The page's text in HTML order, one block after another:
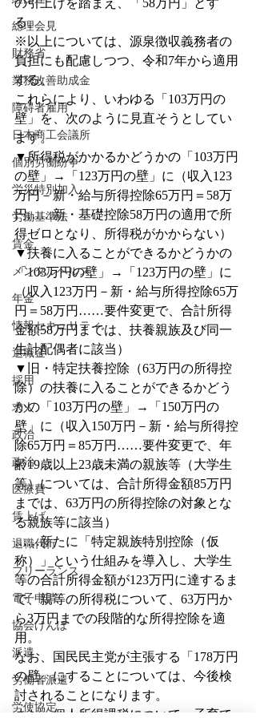
総理会見
財務省
業務改善助成金
障碍者雇用
日本商工会議所
個別労働紛争
労災特別加入
労働基準法
賃金
メンタルヘルス
年金
情報セキュリティ
退職金
採用
求人
政治
政治
医療費
賃上げ
退職代行
フリーランス
電子申請
協会けんぽ
派遣
労働者派遣
労使協定
の引上げを踏まえ、「58万円」とす
る。
※以上については、源泉徴収義務者の
負担にも配慮しつつ、令和7年から適用
する。
これらにより、いわゆる「103万円の
壁」を、次のように見直そうとしてい
ます。
▼所得税がかかるかどうかの「103万円
の壁」→「123万円の壁」に（収入123
万円－新・給与所得控除65万円＝58万
円……新・基礎控除58万円の適用で所
得ゼロとなり、所得税がかからない）
▼扶養に入ることができるかどうかの
「103万円の壁」→「123万円の壁」に
（収入123万円－新・給与所得控除65万
円＝58万円……要件変更で、合計所得
金額58万円までは、扶養親族及び同一
生計配偶者に該当）
▼旧・特定扶養控除（63万円の所得控
除）の扶養に入ることができるかどう
かの「103万円の壁」→「150万円の
壁」に（収入150万円－新・給与所得控
除65万円＝85万円……要件変更で、年
齢19歳以上23歳未満の親族等（大学生
等）については、合計所得金額85万円
までは、63万円の所得控除の対象とな
る親族等に該当）
……新たに「特定親族特別控除（仮
称）」という仕組みを導入し、大学生
等の合計所得金額が123万円に達するま
で、親等の所得税について、63万円か
ら3万円までの段階的な所得控除を適
用。
なお、国民民主党が主張する「178万円
の壁」にすることについては、今後検
討されることになります。
また、個人所得課税について、子育て